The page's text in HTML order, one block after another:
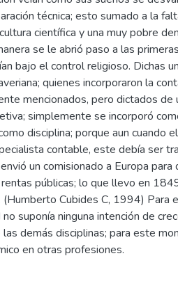
técnica; esto sumado a la
científica y una muy pobre
se le abrió paso a las
bajo el control religioso. Dichas
quienes incorporaron la
mencionados, pero dictados de
simplemente se incorporó
disciplina; porque aun cuando
contable, este debía ser
un comisionado a Europa para
públicas; lo que llevo en
(Humberto Cubides C, 1994) Para
suponía ninguna intención de
demás disciplinas; para este
en otras profesiones.